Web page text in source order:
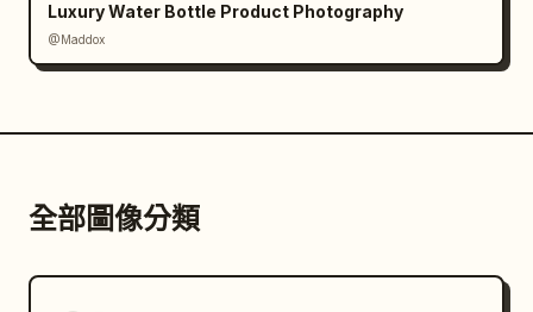
Luxury Water Bottle Product Photography
@Maddox
全部圖像分類